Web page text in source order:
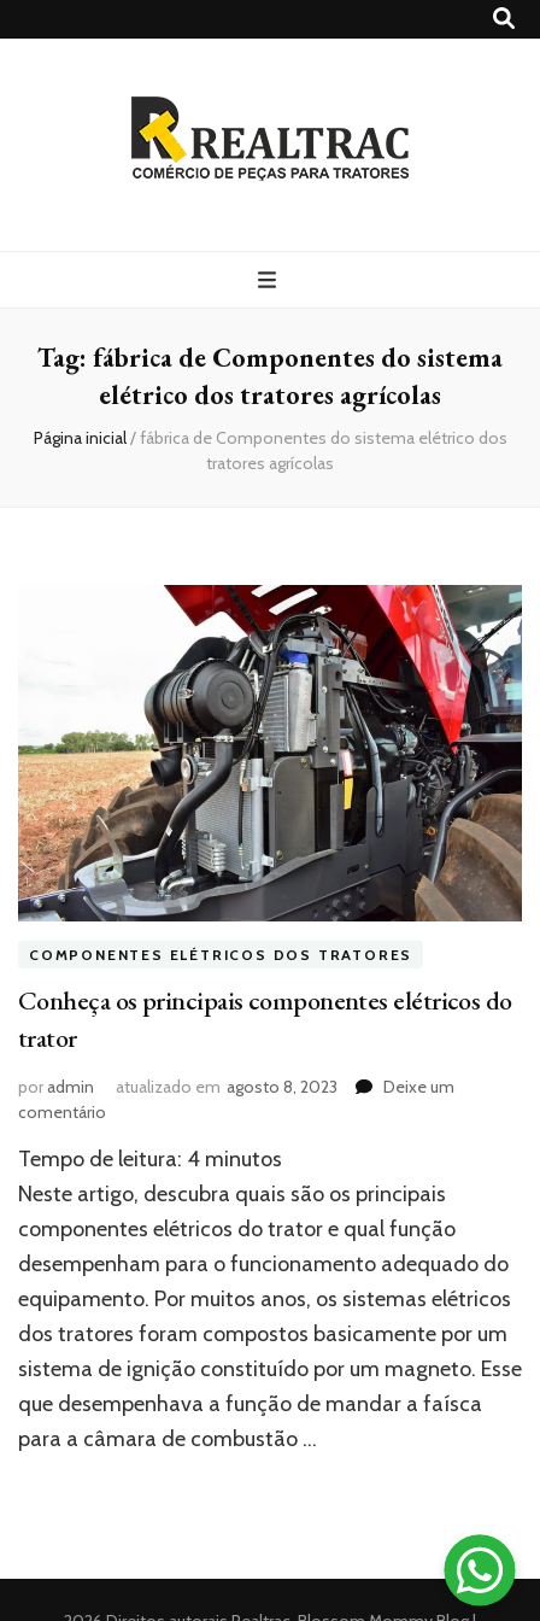
Tag: fábrica de Componentes do sistema
elétrico dos tratores agrícolas
Página inicial/fábrica de Componentes do sistema elétrico dos
tratores agrícolas
COMPONENTES ELÉTRICOS DOS TRATORES
Conheça os principais componentes elétricos do
trator
poradmin atualizado em agosto 8, 2023
Deixe um
comentário
os
principais
componentes
elétricos
do
trator
Tempo de leitura: 4 minutos
Neste artigo, descubra quais são os principais
componentes elétricos do trator e qual função
desempenham para o funcionamento adequado do
equipamento. Por muitos anos, os sistemas elétricos
dos tratores foram compostos basicamente por um
sistema de ignição constituído por um magneto. Esse
que desempenhava a função de mandar a faísca
para a câmara de combustão …